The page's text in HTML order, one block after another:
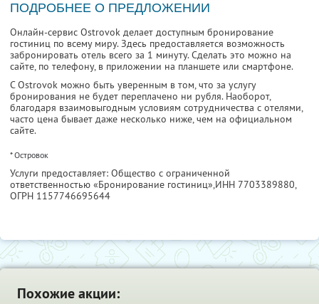
ПОДРОБНЕЕ О ПРЕДЛОЖЕНИИ
Онлайн-сервис Ostrovok делает доступным бронирование
гостиниц по всему миру. Здесь предоставляется возможность
забронировать отель всего за 1 минуту. Сделать это можно на
сайте, по телефону, в приложении на планшете или смартфоне.
С Ostrovok можно быть уверенным в том, что за услугу
бронирования не будет переплачено ни рубля. Наоборот,
благодаря взаимовыгодным условиям сотрудничества с отелями,
часто цена бывает даже несколько ниже, чем на официальном
сайте.
* Островок
Услуги предоставляет: Общество с ограниченной
ответственностью «Бронирование гостиниц»,ИНН 7703389880,
ОГРН 1157746695644
Похожие акции: